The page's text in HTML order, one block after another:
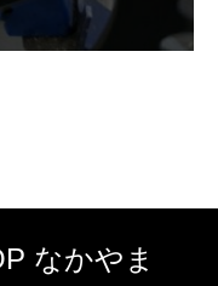
なかやま